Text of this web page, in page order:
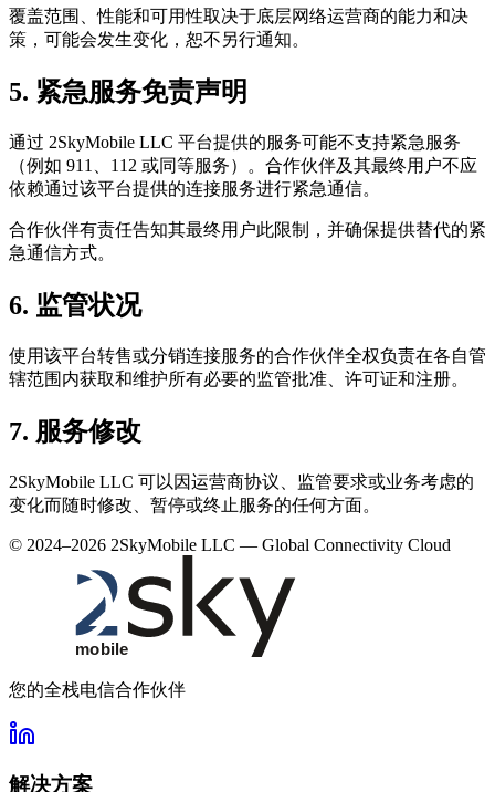
覆盖范围、性能和可用性取决于底层网络运营商的能力和决
策，可能会发生变化，恕不另行通知。
5. 紧急服务免责声明
通过 2SkyMobile LLC 平台提供的服务可能不支持紧急服务
（例如 911、112 或同等服务）。合作伙伴及其最终用户不应
依赖通过该平台提供的连接服务进行紧急通信。
合作伙伴有责任告知其最终用户此限制，并确保提供替代的紧
急通信方式。
6. 监管状况
使用该平台转售或分销连接服务的合作伙伴全权负责在各自管
辖范围内获取和维护所有必要的监管批准、许可证和注册。
7. 服务修改
2SkyMobile LLC 可以因运营商协议、监管要求或业务考虑的
变化而随时修改、暂停或终止服务的任何方面。
© 2024–2026 2SkyMobile LLC — Global Connectivity Cloud
您的全栈电信合作伙伴
解决方案